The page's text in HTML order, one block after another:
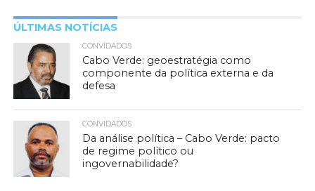
ÚLTIMAS NOTÍCIAS
CONVIDADOS
Cabo Verde: geoestratégia como
componente da política externa e da
defesa
CONVIDADOS
Da análise política – Cabo Verde: pacto
de regime político ou
ingovernabilidade?